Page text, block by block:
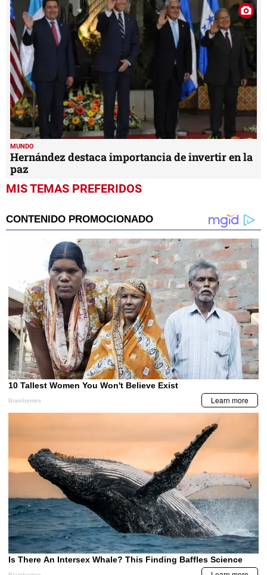
MUNDO
Hernández destaca importancia de invertir en la
paz
MIS TEMAS PREFERIDOS